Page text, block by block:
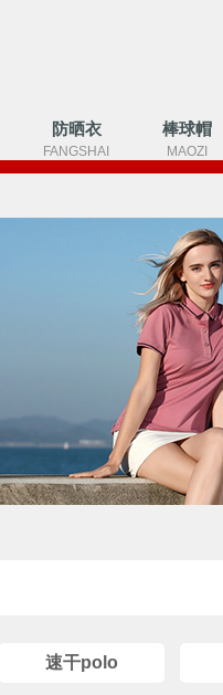
防晒衣
FANGSHAI
棒球帽
MAOZI
速干polo